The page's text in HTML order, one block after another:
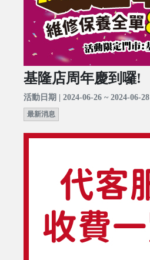
基隆店周年慶到囉!
活動日期 | 2024-06-26 ~ 2024-06-28
最新消息